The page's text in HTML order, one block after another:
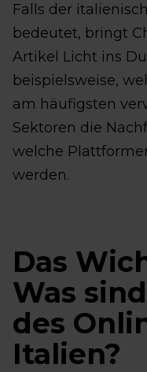
Falls der
bedeutet, bringt
Artikel Licht ins
beispielsweise,
am häufigsten
Sektoren die
welche
werden.
Das
Was
des
Italien?